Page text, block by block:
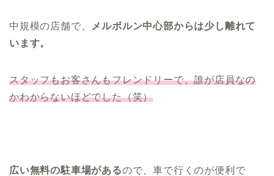
中規模の店舗で、
メルボルン中心部からは少し離れて
います。
スタッフもお客さんもフレンドリーで、誰が店員なの
かわからないほどでした（笑）
広い無料の駐車場があるので、車で行くのが便利で